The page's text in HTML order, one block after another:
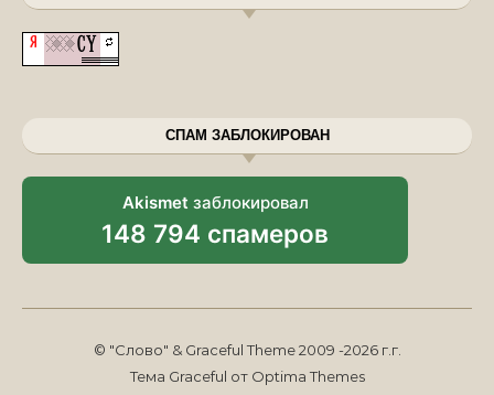
СПАМ ЗАБЛОКИРОВАН
Akismet заблокировал
148 794 спамеров
© "Слово" & Graceful Theme 2009 -2026 г.г.
Тема Graceful от Optima Themes